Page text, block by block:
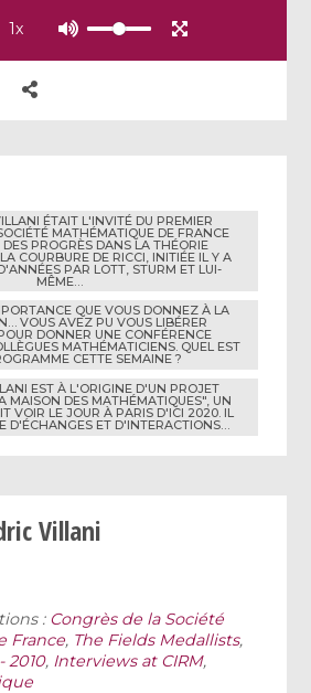
1x
ÉTAIT L'INVITÉ DU PREMIER
MATHÉMATIQUE DE FRANCE
PROGRÈS DANS LA THÉORIE
COURBURE DE RICCI, INITIÉE IL Y A
PAR LOTT, STURM ET LUI-
MÊME…
QUE VOUS DONNEZ À LA
VOUS AVEZ PU VOUS LIBÉRER
DONNER UNE CONFÉRENCE
MATHÉMATICIENS. QUEL EST
CETTE SEMAINE ?
EST À L'ORIGINE D'UN PROJET
MAISON DES MATHÉMATIQUES", UN
VOIR LE JOUR À PARIS D'ICI 2020. IL
D'ÉCHANGES ET D'INTERACTIONS…
Villani
: Congrès de la Société
France, The Fields Medallists,
2010, Interviews at CIRM,